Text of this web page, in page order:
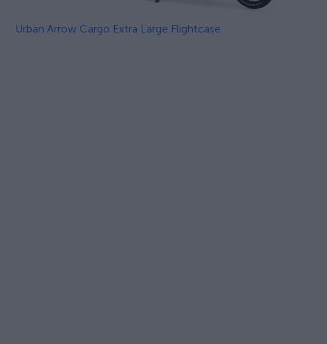
Urban Arrow Cargo Extra Large Flightcase